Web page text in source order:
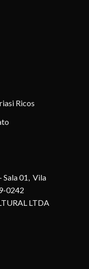
Ricos
Sala 01, Vila
0242
LTDA